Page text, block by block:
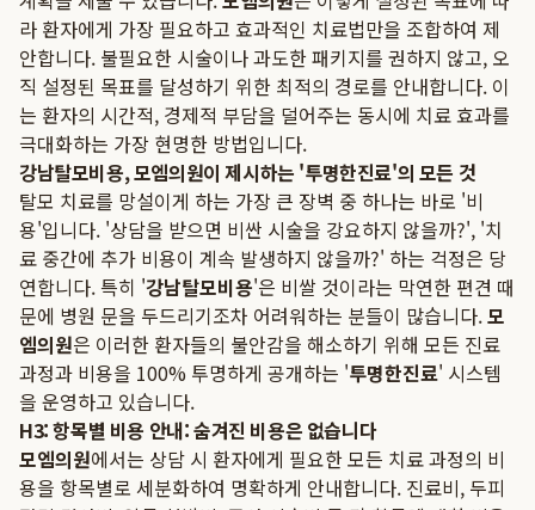
라 환자에게 가장 필요하고 효과적인 치료법만을 조합하여 제
안합니다. 불필요한 시술이나 과도한 패키지를 권하지 않고, 오
직 설정된 목표를 달성하기 위한 최적의 경로를 안내합니다. 이
는 환자의 시간적, 경제적 부담을 덜어주는 동시에 치료 효과를
극대화하는 가장 현명한 방법입니다.
강남탈모비용, 모엠의원이 제시하는 '투명한진료'의 모든 것
탈모 치료를 망설이게 하는 가장 큰 장벽 중 하나는 바로 '비
용'입니다. '상담을 받으면 비싼 시술을 강요하지 않을까?', '치
료 중간에 추가 비용이 계속 발생하지 않을까?' 하는 걱정은 당
연합니다. 특히 '강남탈모비용'은 비쌀 것이라는 막연한 편견 때
문에 병원 문을 두드리기조차 어려워하는 분들이 많습니다.모
엠의원은 이러한 환자들의 불안감을 해소하기 위해 모든 진료
과정과 비용을 100% 투명하게 공개하는 '투명한진료' 시스템
을 운영하고 있습니다.
H3: 항목별 비용 안내: 숨겨진 비용은 없습니다
모엠의원에서는 상담 시 환자에게 필요한 모든 치료 과정의 비
용을 항목별로 세분화하여 명확하게 안내합니다. 진료비, 두피